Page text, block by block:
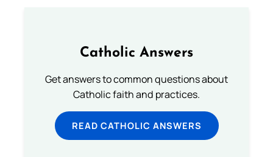
Catholic Answers
Get answers to common questions about
Catholic faith and practices.
READ CATHOLIC ANSWERS